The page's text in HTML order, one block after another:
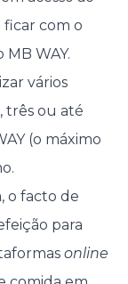
com o
WAY.
vários
três ou até
(o máximo
o facto de
para
online